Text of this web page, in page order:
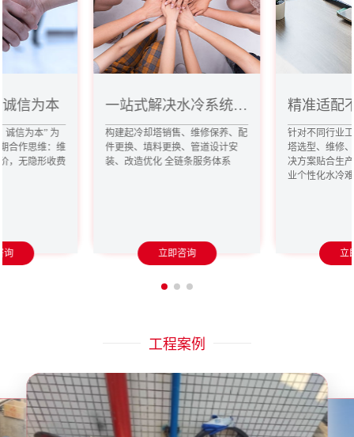
信为本
诚信为本” 为
合作思维：维
，无隐形收费
询
一站式解决水冷系统难题
构建起冷却塔销售、维修保养、配
件更换、填料更换、管道设计安
装、改造优化 全链条服务体系
立即咨询
精准适配
针对不同行业
塔选型、维修
决方案贴合生
业个性化水冷
立
工程案例